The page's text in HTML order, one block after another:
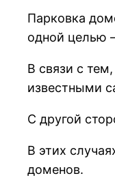
Парковка
одной целью
В связи с
известными
С другой
В этих
доменов.